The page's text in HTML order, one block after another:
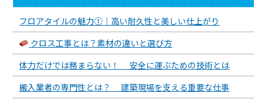
フロアタイルの魅力①｜高い耐久性と美しい仕上がり
クロス工事とは？素材の違いと選び方
体力だけでは務まらない！ 安全に運ぶための技術とは
搬入業者の専門性とは？ 建築現場を支える重要な仕事